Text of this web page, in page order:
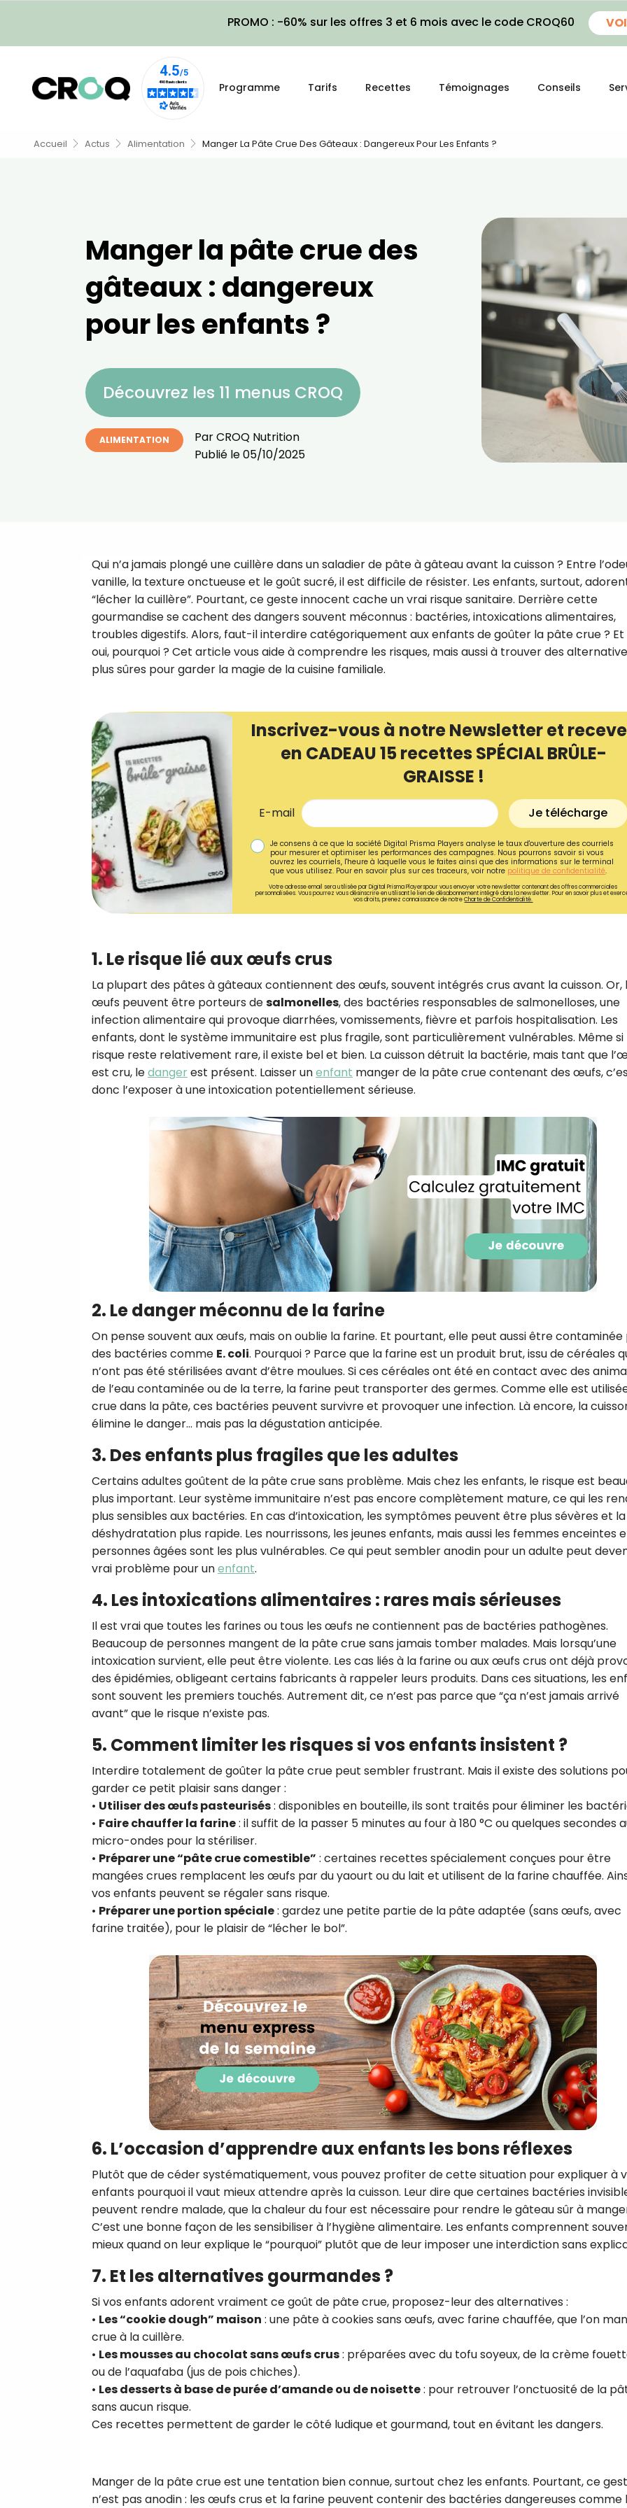
PROMO : -60% sur les offres 3 et 6 mois avec le code CROQ60
Programme Tarifs Recettes Témoignages Conseils
Accueil Actus Alimentation Manger La Pâte Crue Des Gâteaux : Dangereux Pour Les Enfants ?
Manger la pâte crue des
gâteaux : dangereux
pour les enfants ?
Découvrez les 11 menus CROQ
ALIMENTATION ParCROQ Nutrition
Publié le05/10/2025
Qui n’a jamais plongé une cuillère dans un saladier de pâte à gâteau avant la cuisson ? Entre
vanille, la texture onctueuse et le goût sucré, il est difficile de résister. Les enfants, surtout,
“lécher la cuillère”. Pourtant, ce geste innocent cache un vrai risque sanitaire. Derrière cette
gourmandise se cachent des dangers souvent méconnus : bactéries, intoxications alimentaires,
troubles digestifs. Alors, faut-il interdire catégoriquement aux enfants de goûter la pâte crue ? Et
oui, pourquoi ? Cet article vous aide à comprendre les risques, mais aussi à trouver des
plus sûres pour garder la magie de la cuisine familiale.
Inscrivez-vous à notre Newsletter et
en CADEAU 15 recettes SPÉCIAL BRÛLE-
GRAISSE !
E-mail Je télécharge
Je consens à ce que la société Digital Prisma Players analyse le taux d'ouverture des courriels
pour mesurer et optimiser les performances des campagnes. Nous pourrons savoir si vous
ouvrez les courriels, l'heure à laquelle vous le faites ainsi que des informations sur le terminal
que vous utilisez. Pour en savoir plus sur ces traceurs, voir notre politique de confidentialité.
Votre adresse email sera utilisée par Digital Prisma Playerspour vous envoyer votre newsletter contenant des offres commerciales
personnalisées. Vous pourrez vous désinscrire en utilisant le lien de désabonnement intégré dans la newsletter. Pour en savoir plus et
vos droits, prenez connaissance de notreCharte de Confidentialité.
1. Le risque lié aux œufs crus
La plupart des pâtes à gâteaux contiennent des œufs, souvent intégrés crus avant la cuisson. Or,
œufs peuvent être porteurs desalmonelles, des bactéries responsables de salmonelloses, une
infection alimentaire qui provoque diarrhées, vomissements, fièvre et parfois hospitalisation. Les
enfants, dont le système immunitaire est plus fragile, sont particulièrement vulnérables. Même si
risque reste relativement rare, il existe bel et bien. La cuisson détruit la bactérie, mais tant que
est cru, ledanger est présent. Laisser unenfant manger de la pâte crue contenant des œufs,
donc l’exposer à une intoxication potentiellement sérieuse.
2. Le danger méconnu de la farine
On pense souvent aux œufs, mais on oublie la farine. Et pourtant, elle peut aussi être contaminée
des bactéries comme E. coli. Pourquoi ? Parce que la farine est un produit brut, issu de céréales
n’ont pas été stérilisées avant d’être moulues. Si ces céréales ont été en contact avec des
de l’eau contaminée ou de la terre, la farine peut transporter des germes. Comme elle est
crue dans la pâte, ces bactéries peuvent survivre et provoquer une infection. Là encore, la
élimine le danger… mais pas la dégustation anticipée.
3. Des enfants plus fragiles que les adultes
Certains adultes goûtent de la pâte crue sans problème. Mais chez les enfants, le risque est
plus important. Leur système immunitaire n’est pas encore complètement mature, ce qui les
plus sensibles aux bactéries. En cas d’intoxication, les symptômes peuvent être plus sévères et la
déshydratation plus rapide. Les nourrissons, les jeunes enfants, mais aussi les femmes enceintes
personnes âgées sont les plus vulnérables. Ce qui peut sembler anodin pour un adulte peut
vrai problème pour unenfant.
4. Les intoxications alimentaires : rares mais sérieuses
Il est vrai que toutes les farines ou tous les œufs ne contiennent pas de bactéries pathogènes.
Beaucoup de personnes mangent de la pâte crue sans jamais tomber malades. Mais lorsqu’une
intoxication survient, elle peut être violente. Les cas liés à la farine ou aux œufs crus ont déjà
des épidémies, obligeant certains fabricants à rappeler leurs produits. Dans ces situations, les
sont souvent les premiers touchés. Autrement dit, ce n’est pas parce que “ça n’est jamais arrivé
avant” que le risque n’existe pas.
5. Comment limiter les risques si vos enfants insistent ?
Interdire totalement de goûter la pâte crue peut sembler frustrant. Mais il existe des solutions
garder ce petit plaisir sans danger :
• Utiliser des œufs pasteurisés: disponibles en bouteille, ils sont traités pour éliminer les
• Faire chauffer la farine: il suffit de la passer 5 minutes au four à 180 °C ou quelques secondes
micro-ondes pour la stériliser.
• Préparer une “pâte crue comestible” : certaines recettes spécialement conçues pour être
mangées crues remplacent les œufs par du yaourt ou du lait et utilisent de la farine chauffée.
vos enfants peuvent se régaler sans risque.
• Préparer une portion spéciale: gardez une petite partie de la pâte adaptée (sans œufs, avec
farine traitée), pour le plaisir de “lécher le bol”.
6. L’occasion d’apprendre aux enfants les bons réflexes
Plutôt que de céder systématiquement, vous pouvez profiter de cette situation pour expliquer à
enfants pourquoi il vaut mieux attendre après la cuisson. Leur dire que certaines bactéries
peuvent rendre malade, que la chaleur du four est nécessaire pour rendre le gâteau sûr à
C’est une bonne façon de les sensibiliser à l’hygiène alimentaire. Les enfants comprennent
mieux quand on leur explique le “pourquoi” plutôt que de leur imposer une interdiction sans
7. Et les alternatives gourmandes ?
Si vos enfants adorent vraiment ce goût de pâte crue, proposez-leur des alternatives :
• Les “cookie dough” maison : une pâte à cookies sans œufs, avec farine chauffée, que l’on
crue à la cuillère.
• Les mousses au chocolat sans œufs crus: préparées avec du tofu soyeux, de la crème
ou de l’aquafaba (jus de pois chiches).
• Les desserts à base de purée d’amande ou de noisette: pour retrouver l’onctuosité de la
sans aucun risque.
Ces recettes permettent de garder le côté ludique et gourmand, tout en évitant les dangers.
Manger de la pâte crue est une tentation bien connue, surtout chez les enfants. Pourtant, ce
n’est pas anodin : les œufs crus et la farine peuvent contenir des bactéries dangereuses comme
Recevez gratuitement
recettes inédites de
Ainsi que la newsletter
Je consens à ce que la société
Prisma Players analyse le taux
des courriels pour mesurer et
performances des campagnes.
pourrons savoir si vous ouvrez les
l'heure à laquelle vous le faites ainsi
des informations sur le terminal que
Votre adresse email sera utilisée par Digital Prisma
envoyer votre newsletter contenant des offres
personnalisées. Vous pourrez vous désinscrire en
désabonnement intégré dans la newsletter. Pour en
exercer vos droits, prenez connaissance de notre Charte
Confidentialité.